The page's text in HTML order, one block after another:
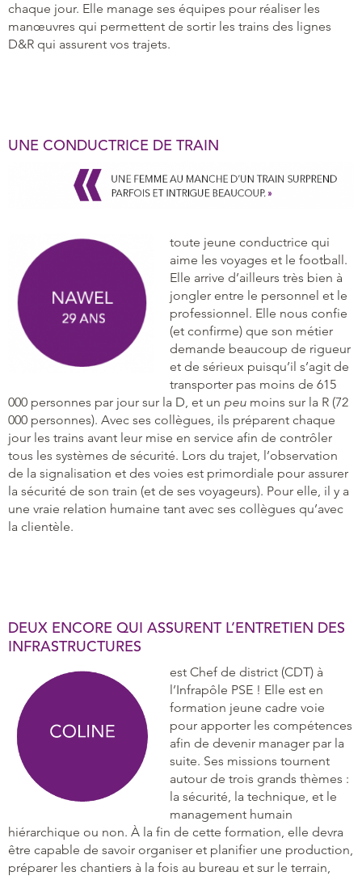
chaque jour. Elle manage ses équipes pour réaliser les
manœuvres qui permettent de sortir les trains des lignes
D&R qui assurent vos trajets.
UNE CONDUCTRICE DE TRAIN
toute jeune conductrice qui
aime les voyages et le football.
Elle arrive d’ailleurs très bien à
jongler entre le personnel et le
professionnel. Elle nous confie
(et confirme) que son métier
demande beaucoup de rigueur
et de sérieux puisqu’il s’agit de
transporter pas moins de 615
000 personnes par jour sur la D, et un peu moins sur la R (72
000 personnes). Avec ses collègues, ils préparent chaque
jour les trains avant leur mise en service afin de contrôler
tous les systèmes de sécurité. Lors du trajet, l’observation
de la signalisation et des voies est primordiale pour assurer
la sécurité de son train (et de ses voyageurs). Pour elle, il y a
une vraie relation humaine tant avec ses collègues qu’avec
la clientèle.
DEUX ENCORE QUI ASSURENT L’ENTRETIEN DES
INFRASTRUCTURES
est Chef de district (CDT) à
l’Infrapôle PSE ! Elle est en
formation jeune cadre voie
pour apporter les compétences
afin de devenir manager par la
suite. Ses missions tournent
autour de trois grands thèmes :
la sécurité, la technique, et le
management humain
hiérarchique ou non. À la fin de cette formation, elle devra
être capable de savoir organiser et planifier une production,
préparer les chantiers à la fois au bureau et sur le terrain,